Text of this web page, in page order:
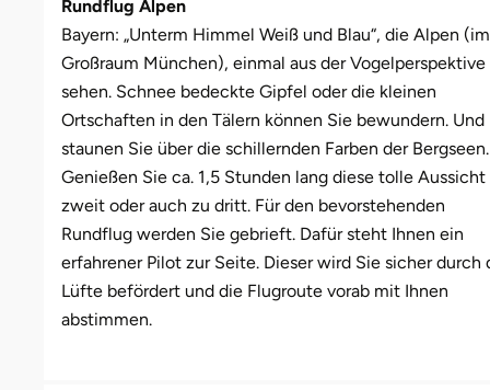
Rundflug Alpen
Bayern: „Unterm Himmel Weiß und Blau“, die Alpen (im
Großraum München), einmal aus der Vogelperspektive
sehen. Schnee bedeckte Gipfel oder die kleinen
Ortschaften in den Tälern können Sie bewundern. Und
staunen Sie über die schillernden Farben der Bergseen.
Genießen Sie ca. 1,5 Stunden lang diese tolle Aussicht
zweit oder auch zu dritt. Für den bevorstehenden
Rundflug werden Sie gebrieft. Dafür steht Ihnen ein
erfahrener Pilot zur Seite. Dieser wird Sie sicher durch
Lüfte befördert und die Flugroute vorab mit Ihnen
abstimmen.
Bruchköbel
Chemnitz
Cloppenburg
Münster
Riesa
Ruhrgebiet
Sangerhausen
Unterwellenborn
Weimar
Weißenfels